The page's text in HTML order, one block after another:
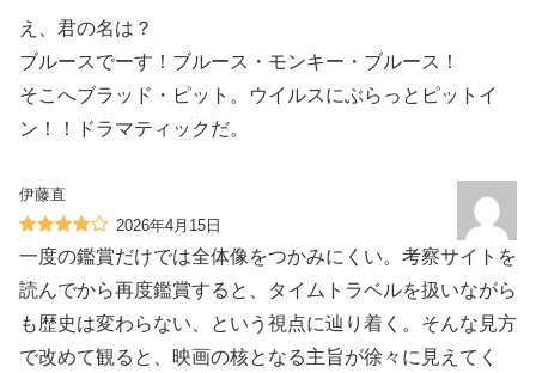
え、君の名は？
ブルースでーす！ブルース・モンキー・ブルース！
そこへブラッド・ピット。ウイルスにぶらっとピットイ
ン！！ドラマティックだ。
伊藤直
2026年4月15日
一度の鑑賞だけでは全体像をつかみにくい。考察サイトを
読んでから再度鑑賞すると、タイムトラベルを扱いながら
も歴史は変わらない、という視点に辿り着く。そんな見方
で改めて観ると、映画の核となる主旨が徐々に見えてく